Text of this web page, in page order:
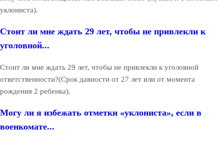
уклониста).
Стоит ли мне ждать 29 лет, чтобы не привлекли к
уголовной...
Стоит ли мне ждать 29 лет, чтобы не привлекли к уголовной
ответственности?(Срок давности от 27 лет или от момента
рождения 2 ребенка).
Могу ли я избежать отметки «уклониста», если в
военкомате...